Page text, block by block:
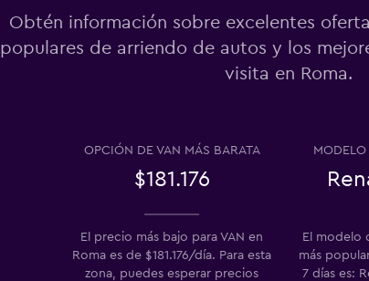
Obtén información sobre excelentes
populares de arriendo de autos y los
visita en Roma.
OPCIÓN DE VAN MÁS BARATA
$181.176
El precio más bajo para VAN en
Roma es de $181.176/día. Para esta
zona, puedes esperar precios
El modelo
más
7 días es: